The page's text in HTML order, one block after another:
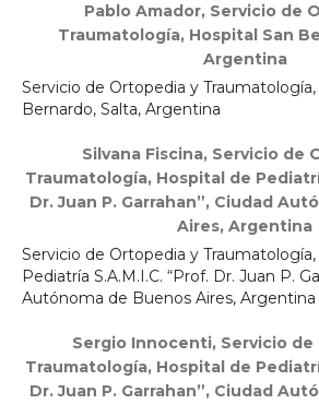
Pablo Amador, Servicio de
Traumatología, Hospital San
Argentina
Servicio de Ortopedia y
Bernardo, Salta, Argentina
Silvana Fiscina, Servicio de
Traumatología, Hospital de
Dr. Juan P. Garrahan”, Ciudad
Aires, Argentina
Servicio de Ortopedia y
Pediatría S.A.M.I.C. “Prof. Dr. Juan P.
Autónoma de Buenos Aires, Argentina
Sergio Innocenti, Servicio
Traumatología, Hospital de
Dr. Juan P. Garrahan”, Ciudad